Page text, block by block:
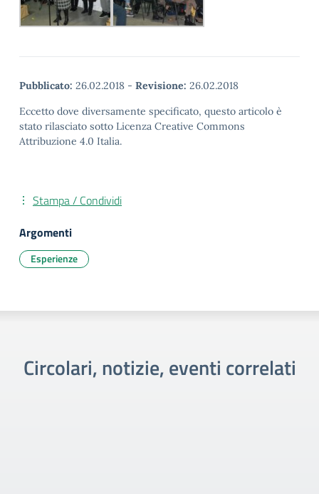
Pubblicato: 26.02.2018 - Revisione: 26.02.2018
Eccetto dove diversamente specificato, questo articolo è
stato rilasciato sotto Licenza Creative Commons
Attribuzione 4.0 Italia.
Stampa / Condividi
Argomenti
Esperienze
Circolari, notizie, eventi correlati